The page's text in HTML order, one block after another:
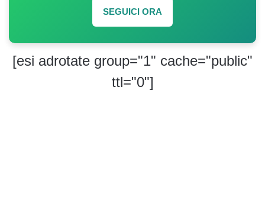
SEGUICI ORA
[esi adrotate group="1" cache="public"
ttl="0"]